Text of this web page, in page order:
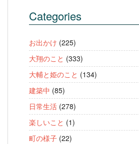
Categories
お出かけ (225)
大翔のこと (333)
大輔と姫のこと (134)
建築中 (85)
日常生活 (278)
楽しいこと (1)
町の様子 (22)